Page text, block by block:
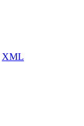
XML